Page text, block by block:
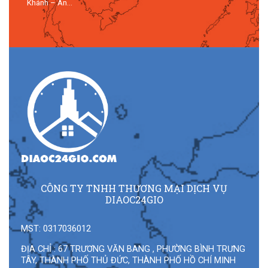
Khánh – An...
CÔNG TY TNHH THƯƠNG MẠI DỊCH VỤ
DIAOC24GIO
MST: 0317036012
ĐỊA CHỈ : 67 TRƯƠNG VĂN BANG , PHƯỜNG BÌNH TRƯNG
TÂY, THÀNH PHỐ THỦ ĐỨC, THÀNH PHỐ HỒ CHÍ MINH